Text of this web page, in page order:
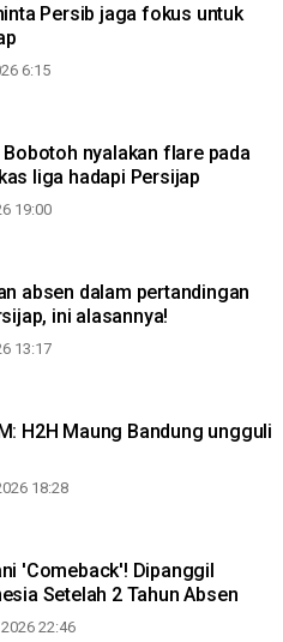
Persib jaga fokus untuk
6:15
nyalakan flare pada
liga hadapi Persijap
19:00
absen dalam pertandingan
ini alasannya!
13:17
H2H Maung Bandung ungguli
18:28
'Comeback'! Dipanggil
Setelah 2 Tahun Absen
22:46